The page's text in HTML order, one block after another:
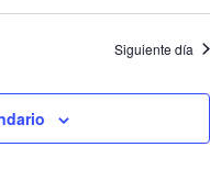
Siguiente día